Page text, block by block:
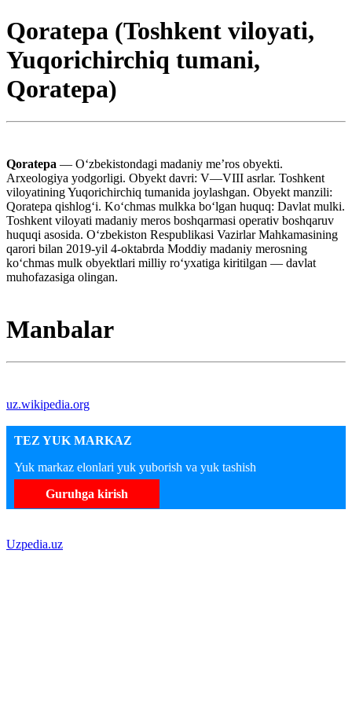
Qoratepa (Toshkent viloyati,
Yuqorichirchiq tumani,
Qoratepa)
Qoratepa — Oʻzbekistondagi madaniy meʼros obyekti.
Arxeologiya yodgorligi. Obyekt davri: V—VIII asrlar. Toshkent
viloyatining Yuqorichirchiq tumanida joylashgan. Obyekt manzili:
Qoratepa qishlogʻi. Koʻchmas mulkka boʻlgan huquq: Davlat mulki.
Toshkent viloyati madaniy meros boshqarmasi operativ boshqaruv
huquqi asosida. Oʻzbekiston Respublikasi Vazirlar Mahkamasining
qarori bilan 2019-yil 4-oktabrda Moddiy madaniy merosning
koʻchmas mulk obyektlari milliy roʻyxatiga kiritilgan — davlat
muhofazasiga olingan.
Manbalar
uz.wikipedia.org
TEZ YUK MARKAZ
Yuk markaz elonlari yuk yuborish va yuk tashish
Guruhga kirish
Uzpedia.uz